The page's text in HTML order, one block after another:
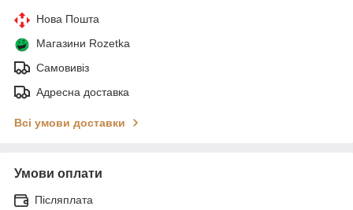
Нова Пошта
Магазини Rozetka
Самовивіз
Адресна доставка
Всі умови доставки
Умови оплати
Післяплата